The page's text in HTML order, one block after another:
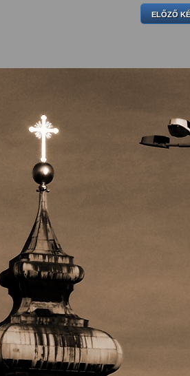
ELŐZŐ